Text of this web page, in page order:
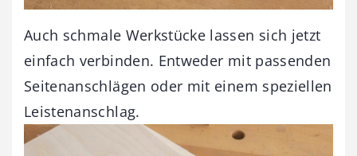
Auch schmale Werkstücke lassen sich jetzt
einfach verbinden. Entweder mit passenden
Seitenanschlägen oder mit einem speziellen
Leistenanschlag.